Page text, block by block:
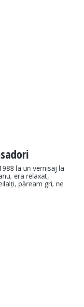
la un vernisaj la
era re­la­xat,
pă­ream gri, ne